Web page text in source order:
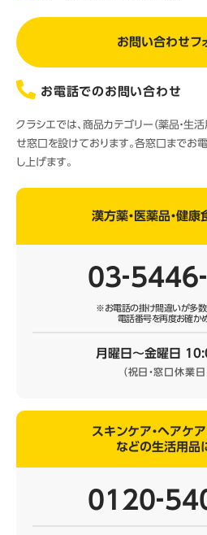
お問い合わせフ
お電話でのお問い合わせ
クラシエでは、商品カテゴリー（薬品・生
せ窓口を設けております。各窓口までお
し上げます。
漢方薬・医薬品・健
※お電話の掛け間違いが多数
電話番号を再度お確か
月曜日～金曜日
（祝日・窓口休業日
スキンケア・ヘアケ
などの生活用品